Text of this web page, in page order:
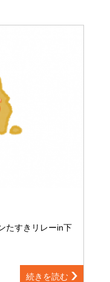
たすきリレーin下
続きを読む